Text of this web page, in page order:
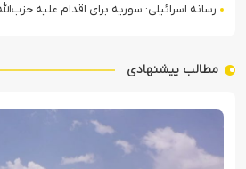
رسانه اسرائیلی: سوریه برای اقدام علیه
مطالب پیشنهادی